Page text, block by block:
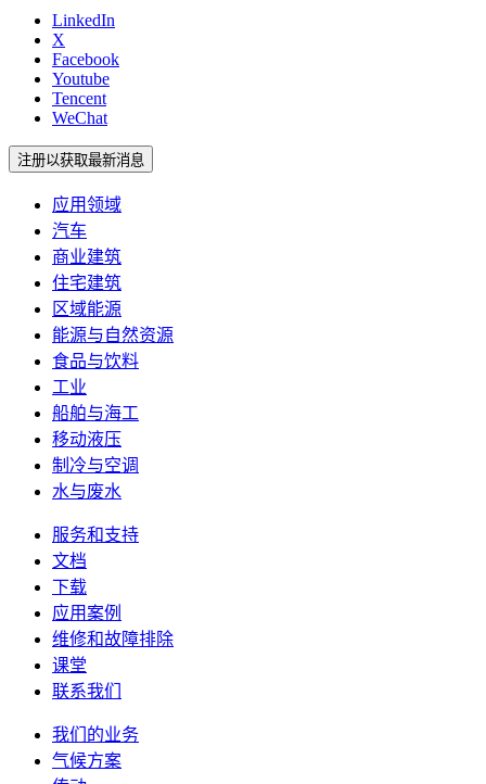
LinkedIn
X
Facebook
Youtube
Tencent
WeChat
注册以获取最新消息
应用领域
汽车
商业建筑
住宅建筑
区域能源
能源与自然资源
食品与饮料
工业
船舶与海工
移动液压
制冷与空调
水与废水
服务和支持
文档
下载
应用案例
维修和故障排除
课堂
联系我们
我们的业务
气候方案